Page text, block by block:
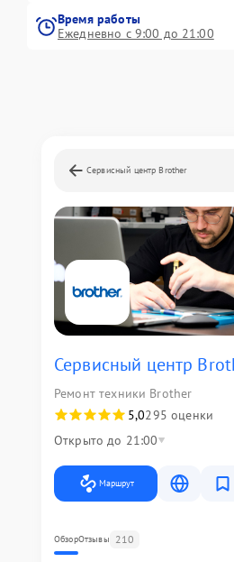
Время работы
Ежедневно с 9:00 до 21:00
Сервисный центр Brother
Сервисный центр
Ремонт техники Brother
5,0295 оценки
Открыто до 21:00
Маршрут
ОбзорОтзывы 210